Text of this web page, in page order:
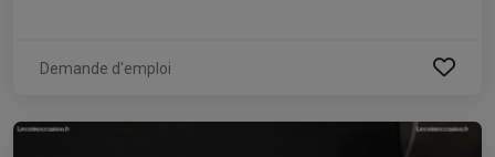
Demande d'emploi